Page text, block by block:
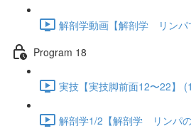
解剖学動画【解剖学 リンパ
Program 18
実技【実技脚前面12〜22】
解剖学1/2【解剖学 リンパの